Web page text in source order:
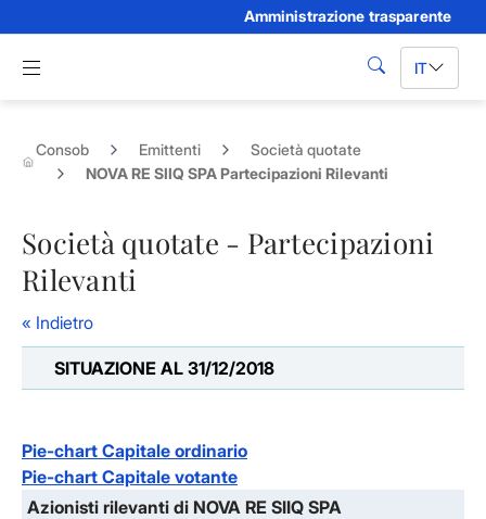
Amministrazione trasparente
Apri menu di navigazione
cerca IT
Consob Emittenti
Società quotate
NOVA RE SIIQ SPA Partecipazioni Rilevanti
Società quotate - Partecipazioni
Rilevanti
« Indietro
SITUAZIONE AL 31/12/2018
Pie-chart Capitale ordinario
Pie-chart Capitale votante
Azionisti rilevanti di NOVA RE SIIQ SPA